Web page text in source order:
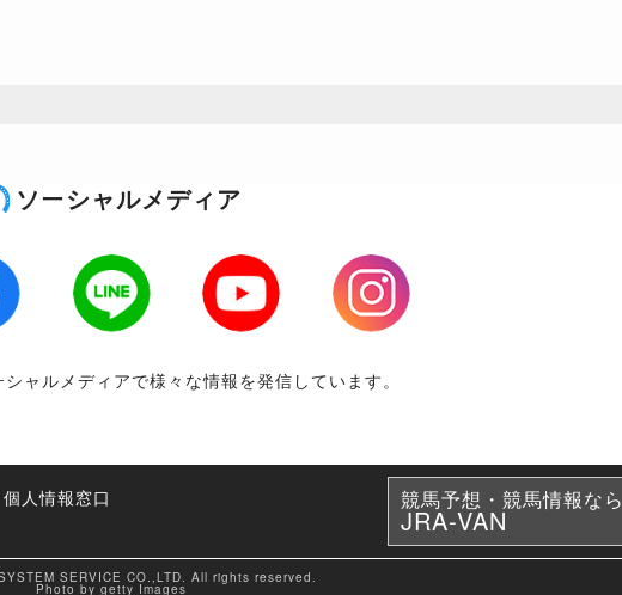
ソーシャルメディア
LINE Youtube
Instagram
ャルメディアで様々な情報を発信しています。
個人情報窓口
競馬予想・競馬情報なら
JRA-VAN
SERVICE CO.,LTD. All rights reserved.
Photo by getty Images